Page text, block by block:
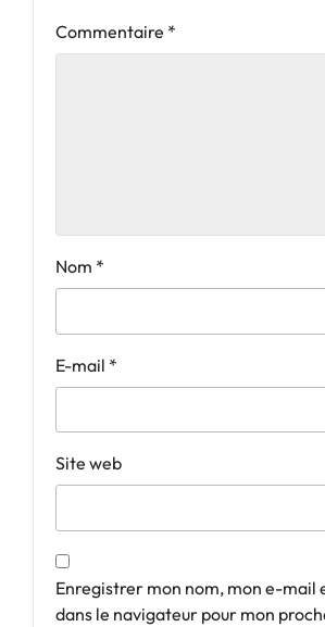
Commentaire *
Nom *
E-mail *
Site web
Enregistrer mon nom, mon e-mail
dans le navigateur pour mon